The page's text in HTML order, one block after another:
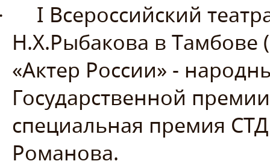
I Всероссийский
Н.Х.Рыбакова в Тамбове
«Актер России» -
Государственной
специальная премия
Романова.